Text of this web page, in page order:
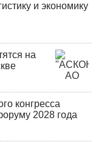
и экономику
на
конгресса
2028 года